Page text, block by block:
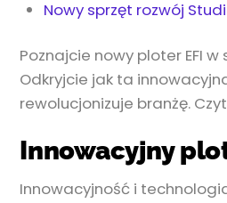
Nowy sprzęt rozwój
Poznajcie nowy ploter EFI w
Odkryjcie jak ta
rewolucjonizuje branżę.
Innowacyjny
Innowacyjność i